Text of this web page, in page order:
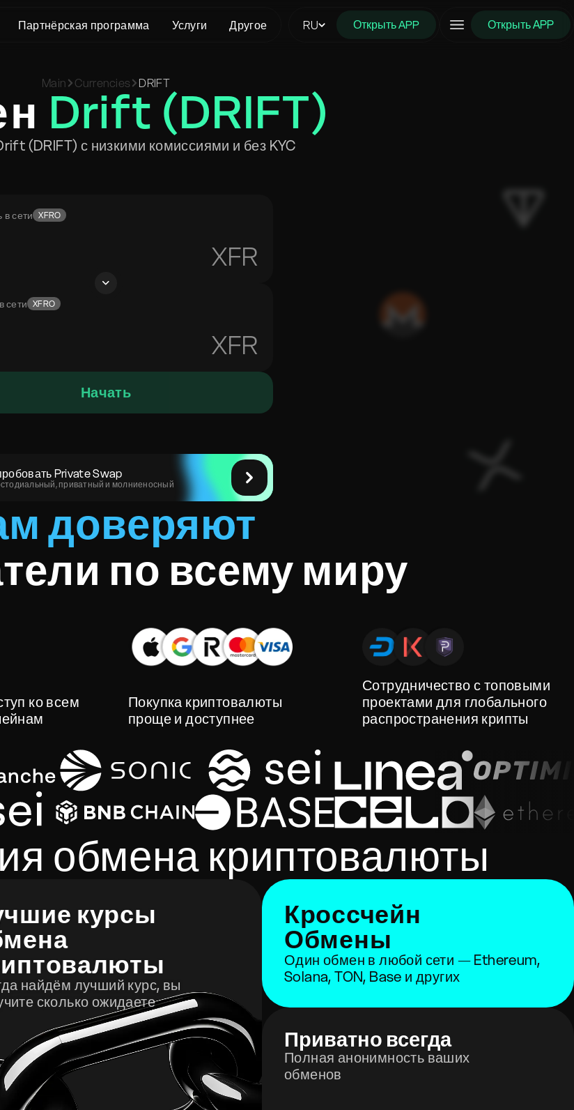
Партнёрская программа Услуги
Bitcoin (BTC)
Ethereum (ETH)
Monero (XMR)
Другое
соглашение
конфиденциальности
о рисках
Статус обмена
Глоссарий
FAQ
Связаться с нами
RU Открыть APP Открыть APP
Main Currencies DRIFT
Drift (DRIFT)
(DRIFT) с низкими комиссиями и без KYC
в сети XFRO
XFR
сети XFRO
XFR
Начать
Private Swap
приватный и молниеносный
доверяют
по всему миру
ко всем
Покупка криптовалюты
проще и доступнее
Сотрудничество с топовыми
проектами для глобального
распространения крипты
обмена криптовалюты
курсы
найдём лучший курс, вы
сколько ожидаете
Кроссчейн
Обмены
Один обмен в любой сети — Ethereum,
Solana, TON, Base и других
Приватно всегда
Полная анонимность ваших
обменов